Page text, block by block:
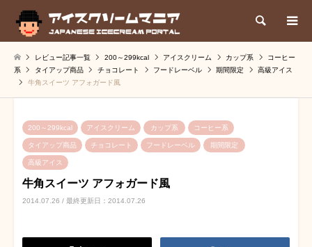
検索
レビュー記事一覧 200～299kcal アイスクリーム カップ系
コーヒー
系
タイアップ商品 チョコレート フードレーベル 期間限定
高級アイス
牛角スイーツ アフォガード風
200～299kcal アイスクリーム カップ系 コーヒー系
タイアップ商品 チョコレート フードレーベル 期間限定
高級アイス
牛角スイーツ アフォガード風
2014.07.26 / 最終更新日：2014.07.26